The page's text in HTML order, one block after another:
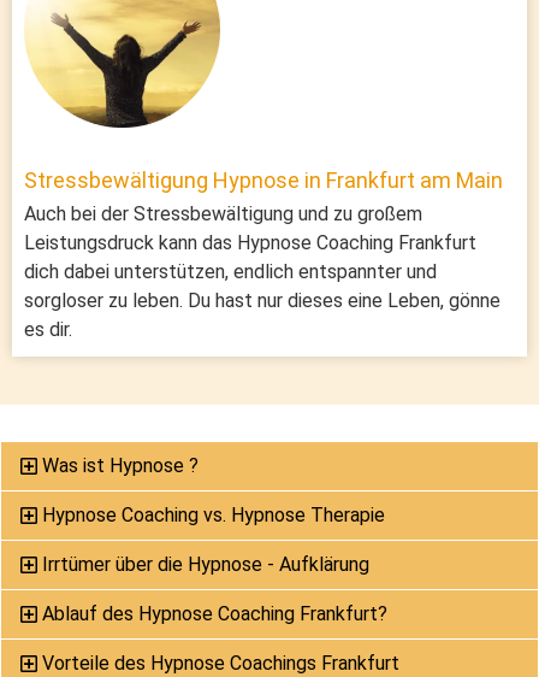
Stressbewältigung Hypnose in Frankfurt am Main
Auch bei der Stressbewältigung und zu großem
Leistungsdruck kann das Hypnose Coaching Frankfurt
dich dabei unterstützen, endlich entspannter und
sorgloser zu leben. Du hast nur dieses eine Leben, gönne
es dir.
Was ist Hypnose ?
Hypnose Coaching vs. Hypnose Therapie
Irrtümer über die Hypnose - Aufklärung
Ablauf des Hypnose Coaching Frankfurt?
Vorteile des Hypnose Coachings Frankfurt